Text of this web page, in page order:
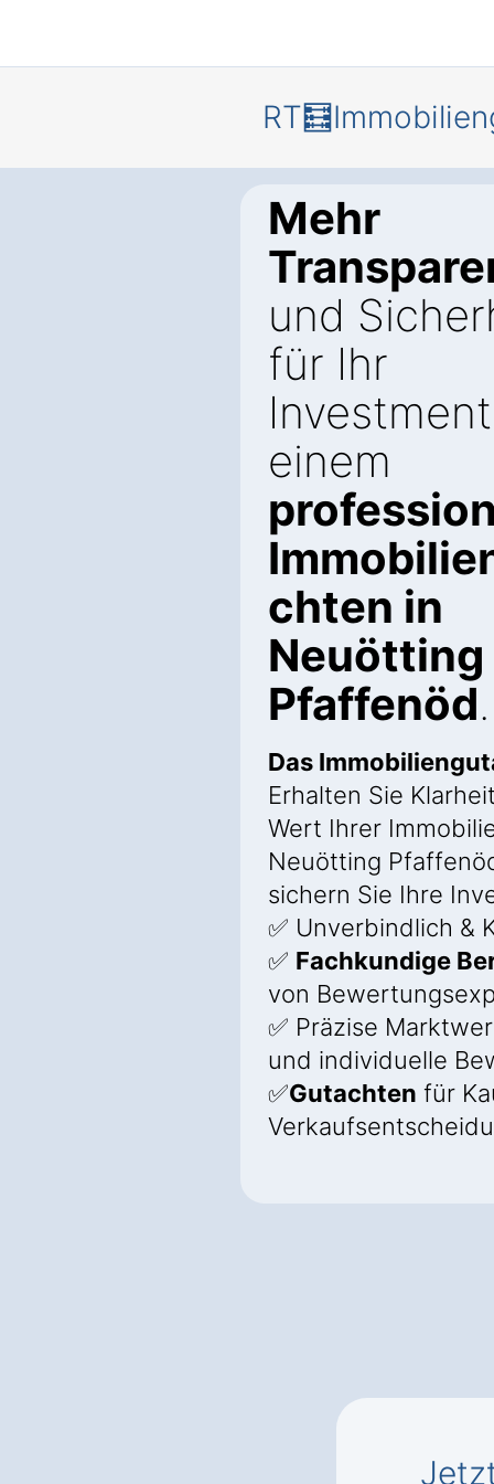
Mehr
und
für Ihr
einem
chten in
Neuötting
Pfaffenöd.
Das
Erhalten Sie
Wert Ihrer
Neuötting
sichern Sie Ihre
✅ Unverbindlich &
✅ Fachkundige
von
✅ Präzise
und individuelle
✅Gutachten für